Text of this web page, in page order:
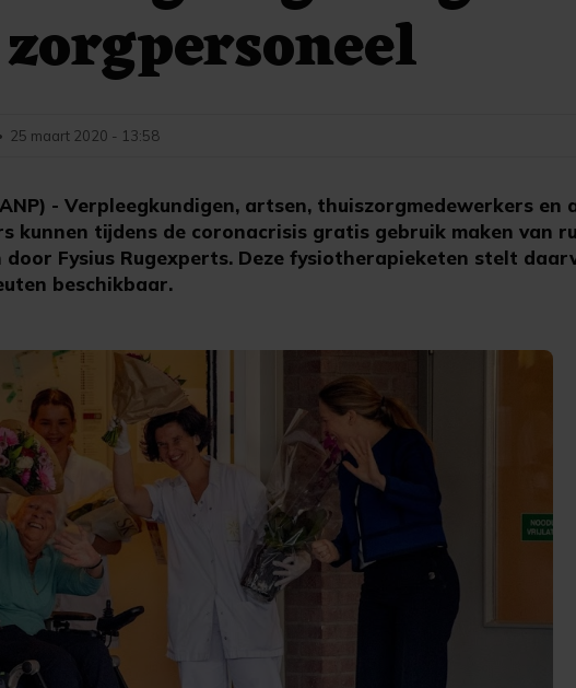
- Verpleegkundigen, artsen, thuiszorgmedewerkers en
kunnen tijdens de coronacrisis gratis gebruik maken van
door Fysius Rugexperts. Deze fysiotherapieketen stelt
beschikbaar.
25 maart 2020 - 13:58